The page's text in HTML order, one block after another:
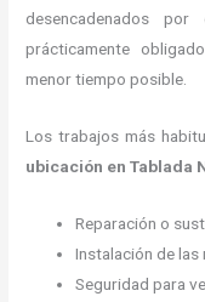
desencadenados
prácticamente
menor tiempo posible.
Los trabajos más
ubicación en
Reparación o
Instalación de las
Seguridad para